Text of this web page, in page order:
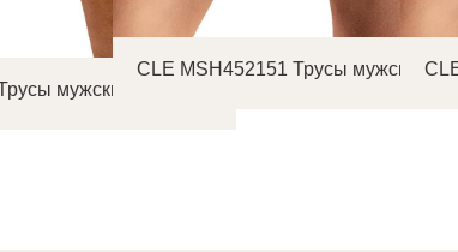
мужские боксеры
CLE MSH452151 Трусы мужские